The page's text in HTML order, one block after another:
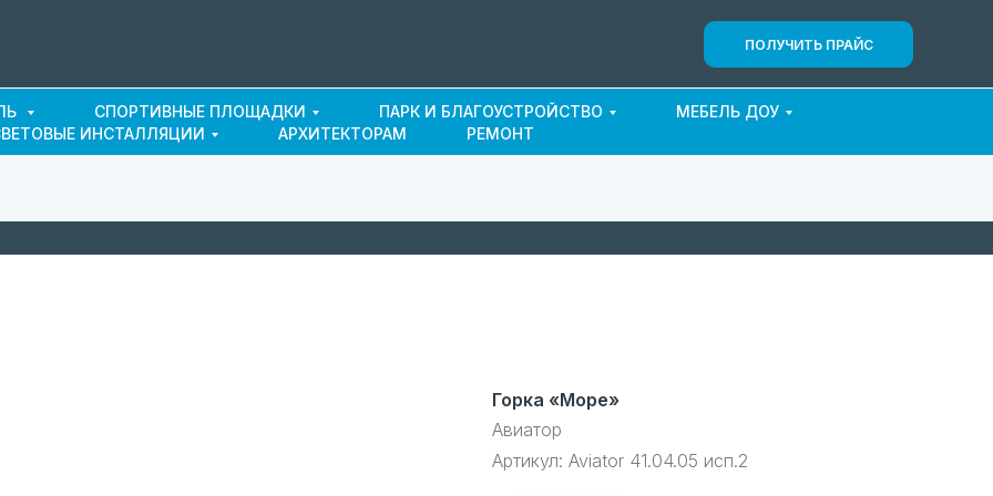
ПОЛУЧИТЬ ПРАЙС
СПОРТИВНЫЕ ПЛОЩАДКИ ПАРК И БЛАГОУСТРОЙСТВО
МЕБЕЛЬ ДОУ
ИНСТАЛЛЯЦИИ
АРХИТЕКТОРАМ РЕМОНТ
Горка «Море»
Авиатор
Артикул: Aviator 41.04.05 исп.2